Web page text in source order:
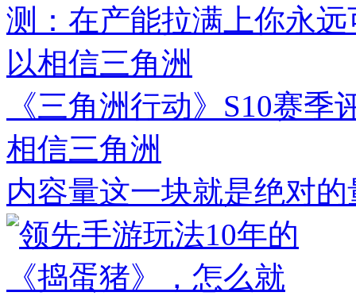
《三角洲行动》S10赛
相信三角洲
内容量这一块就是绝对